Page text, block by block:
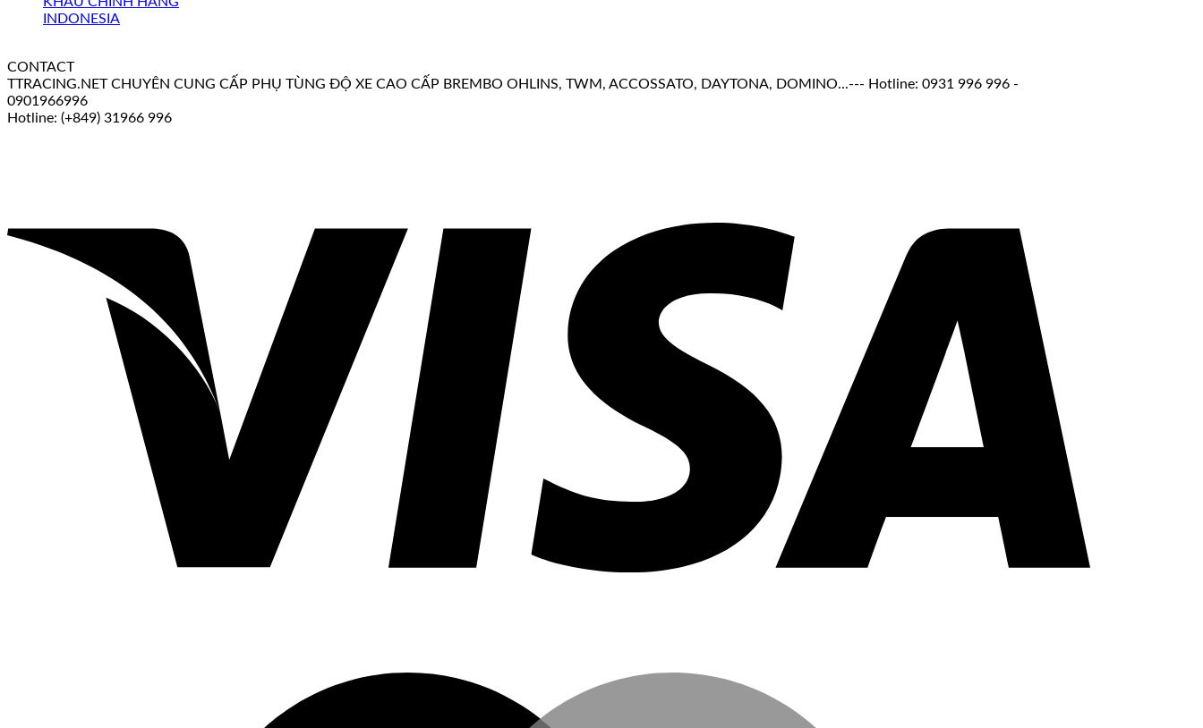
CONTACT
TTRACING.NET CHUYÊN CUNG CẤP PHỤ TÙNG ĐỘ XE CAO CẤP BREMBO OHLINS, TWM, ACCOSSATO, DAYTONA, DOMINO...--- Hotline: 0931 996 996 -
0901966996
Hotline: (+849) 31966 996